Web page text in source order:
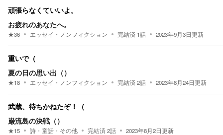
頑張らなくていいよ。
お疲れのあなたへ。
★36 エッセイ・ノンフィクション 完結済 1話 2023年9月3日更新
重いで（
夏の日の思い出（）
★18 エッセイ・ノンフィクション 完結済2話 2023年8月24日更新
武蔵、待ちかねたぞ！（
巌流島の決戦（）
★15 詩・童話・その他 完結済2話 2023年8月2日更新